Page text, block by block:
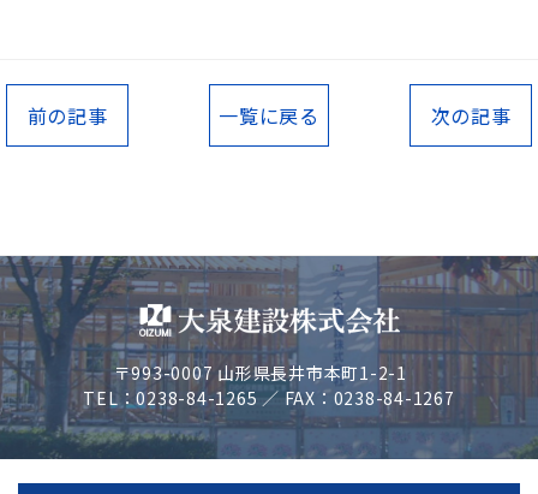
前の記事 一覧に戻る 次の記事
〒993-0007 山形県長井市本町1-2-1
TEL：0238-84-1265 ／ FAX：0238-84-1267